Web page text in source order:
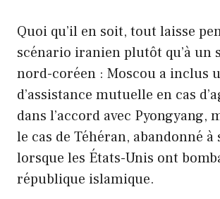
Quoi qu’il en soit, tout laisse
scénario iranien plutôt qu’à un
nord-coréen : Moscou a inclus
d’assistance mutuelle en cas
dans l’accord avec Pyongyang,
le cas de Téhéran, abandonné à
lorsque les États-Unis ont
république islamique.